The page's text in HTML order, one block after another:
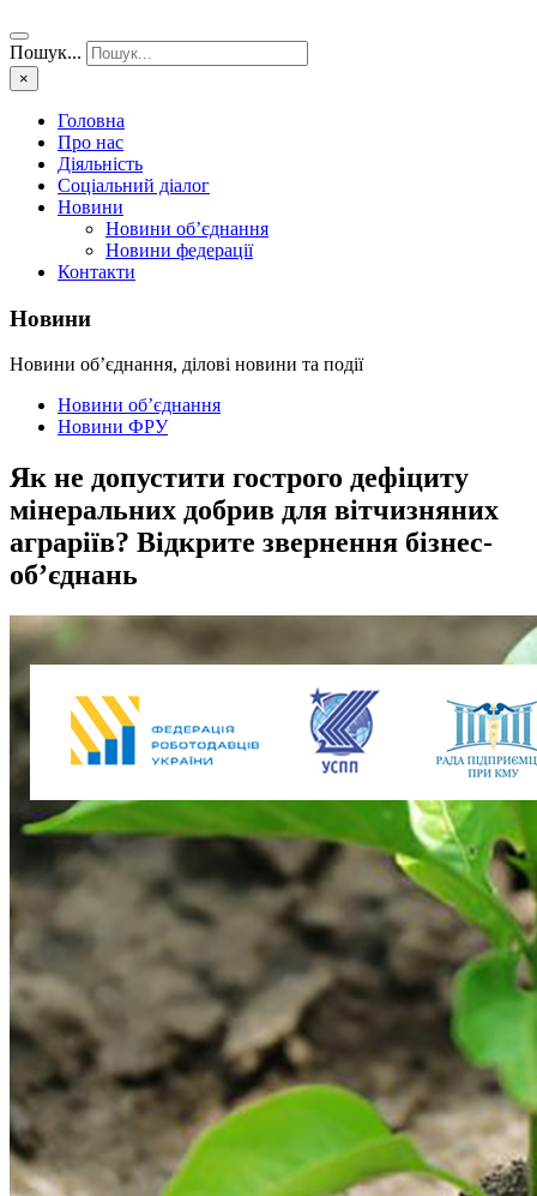
Пошук...
×
Головна
Про нас
Діяльність
Соціальний діалог
Новини
Новини об’єднання
Новини федерації
Контакти
Новини
Новини об’єднання, ділові новини та події
Новини об’єднання
Новини ФРУ
Як не допустити гострого дефіциту
мінеральних добрив для вітчизняних
аграріїв? Відкрите звернення бізнес-
об’єднань